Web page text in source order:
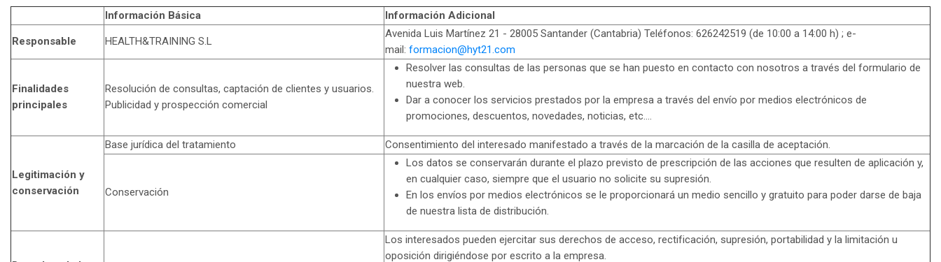
Información Básica Información Adicional
Responsable HEALTH&TRAINING S.L
Avenida Luis Martínez 21 - 28005 Santander (Cantabria) Teléfonos: 626242519 (de 10:00 a 14:00 h) ; e-
mail: formacion@hyt21.com
Finalidades
principales
Resolución de consultas, captación de clientes y usuarios.
Publicidad y prospección comercial
Resolver las consultas de las personas que se han puesto en contacto con nosotros a través del formulario de
nuestra web.
Dar a conocer los servicios prestados por la empresa a través del envío por medios electrónicos de
promociones, descuentos, novedades, noticias, etc….
Legitimación y
conservación
Base jurídica del tratamiento Consentimiento del interesado manifestado a través de la marcación de la casilla de aceptación.
Conservación
Los datos se conservarán durante el plazo previsto de prescripción de las acciones que resulten de aplicación y,
en cualquier caso, siempre que el usuario no solicite su supresión.
En los envíos por medios electrónicos se le proporcionará un medio sencillo y gratuito para poder darse de baja
de nuestra lista de distribución.
Los interesados pueden ejercitar sus derechos de acceso, rectificación, supresión, portabilidad y la limitación u
oposición dirigiéndose por escrito a la empresa.